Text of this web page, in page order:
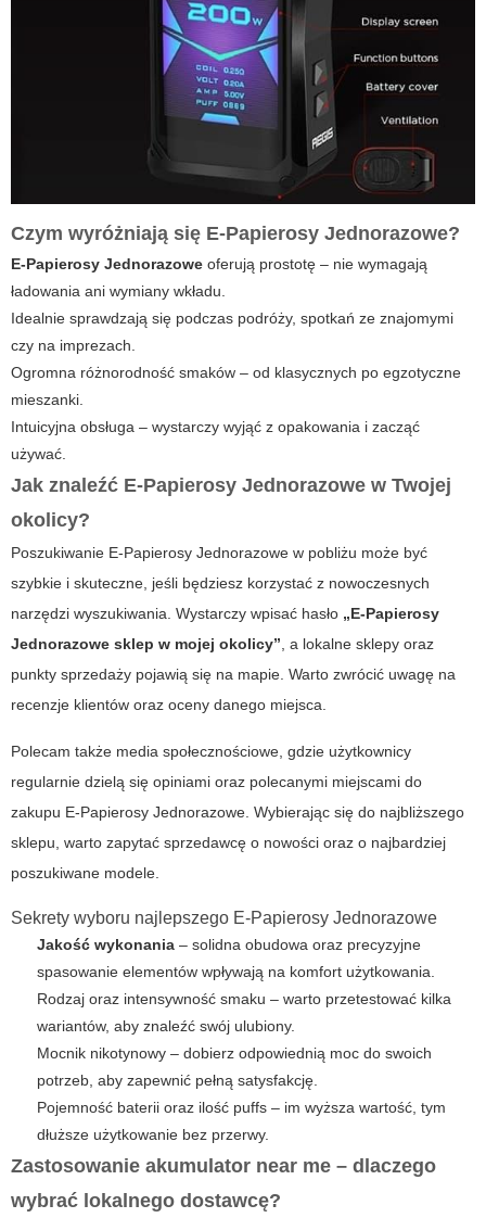
Czym wyróżniają się E-Papierosy Jednorazowe?
E-Papierosy Jednorazowe oferują prostotę – nie wymagają
ładowania ani wymiany wkładu.
Idealnie sprawdzają się podczas podróży, spotkań ze znajomymi
czy na imprezach.
Ogromna różnorodność smaków – od klasycznych po egzotyczne
mieszanki.
Intuicyjna obsługa – wystarczy wyjąć z opakowania i zacząć
używać.
Jak znaleźć E-Papierosy Jednorazowe w Twojej
okolicy?
Poszukiwanie E-Papierosy Jednorazowe w pobliżu może być
szybkie i skuteczne, jeśli będziesz korzystać z nowoczesnych
narzędzi wyszukiwania. Wystarczy wpisać hasło „E-Papierosy
Jednorazowe sklep w mojej okolicy”, a lokalne sklepy oraz
punkty sprzedaży pojawią się na mapie. Warto zwrócić uwagę na
recenzje klientów oraz oceny danego miejsca.
Polecam także media społecznościowe, gdzie użytkownicy
regularnie dzielą się opiniami oraz polecanymi miejscami do
zakupu E-Papierosy Jednorazowe. Wybierając się do najbliższego
sklepu, warto zapytać sprzedawcę o nowości oraz o najbardziej
poszukiwane modele.
Sekrety wyboru najlepszego E-Papierosy Jednorazowe
Jakość wykonania – solidna obudowa oraz precyzyjne
spasowanie elementów wpływają na komfort użytkowania.
Rodzaj oraz intensywność smaku – warto przetestować kilka
wariantów, aby znaleźć swój ulubiony.
Mocnik nikotynowy – dobierz odpowiednią moc do swoich
potrzeb, aby zapewnić pełną satysfakcję.
Pojemność baterii oraz ilość puffs – im wyższa wartość, tym
dłuższe użytkowanie bez przerwy.
Zastosowanie akumulator near me – dlaczego
wybrać lokalnego dostawcę?